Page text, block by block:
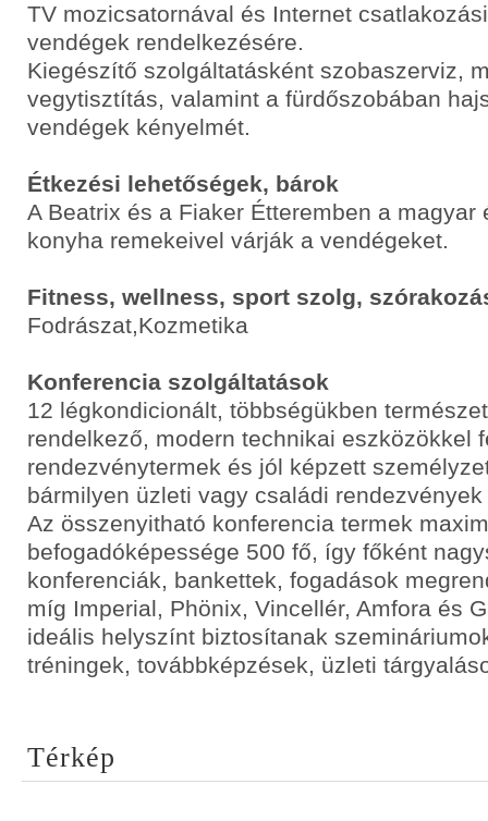
TV mozicsatornával és Internet
vendégek rendelkezésére.
Kiegészítő szolgáltatásként szobaszerviz,
vegytisztítás, valamint a fürdőszobában
vendégek kényelmét.
Étkezési lehetőségek, bárok
A Beatrix és a Fiaker Étteremben a magyar
konyha remekeivel várják a vendégeket.
Fitness, wellness, sport szolg,
Fodrászat,Kozmetika
Konferencia szolgáltatások
12 légkondicionált, többségükben
rendelkező, modern technikai eszközökkel
rendezvénytermek és jól képzett
bármilyen üzleti vagy családi
Az összenyitható konferencia termek
befogadóképessége 500 fő, így főként
konferenciák, bankettek, fogadások
míg Imperial, Phönix, Vincellér, Amfora és
ideális helyszínt biztosítanak
tréningek, továbbképzések, üzleti
Térkép